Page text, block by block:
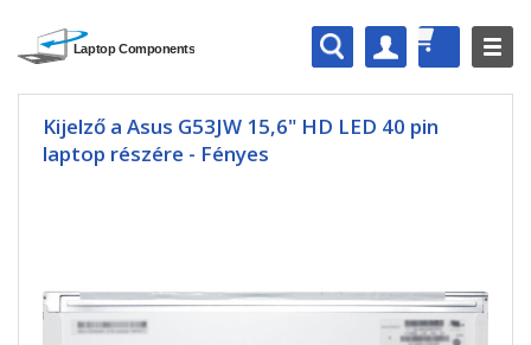
Kijelző a Asus G53JW 15,6" HD LED 40 pin
laptop részére - Fényes